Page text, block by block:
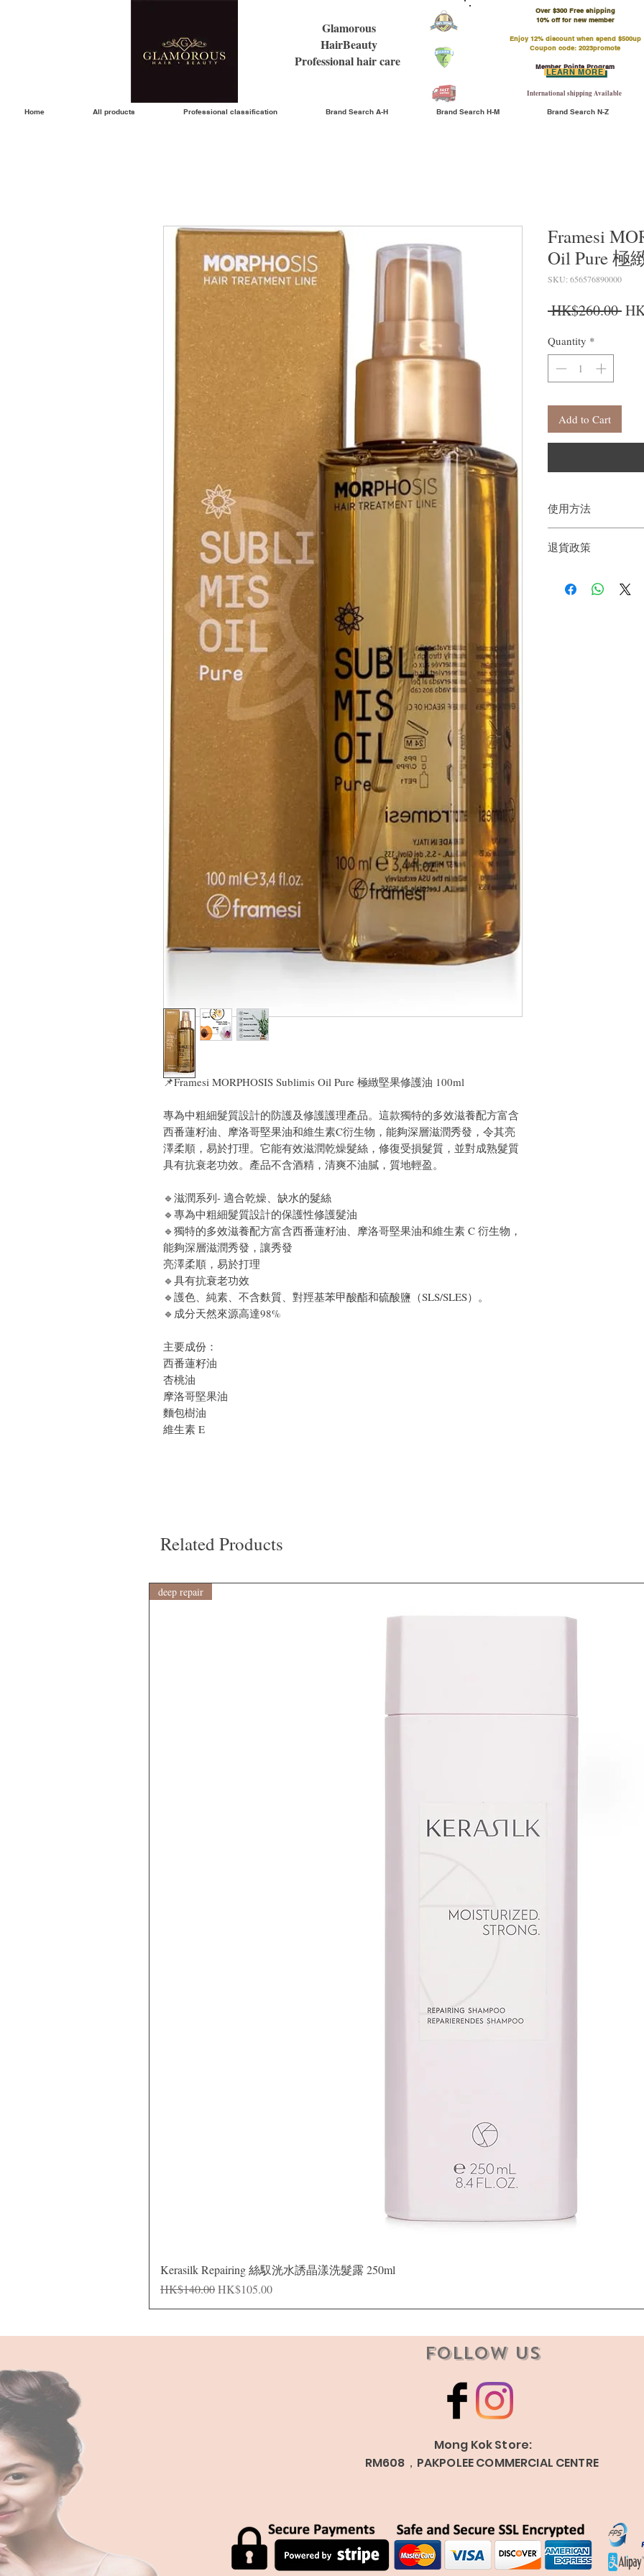
Glamorous
HairBeauty
Professional hair care
Over $300 Free shipping
​10% off for new member
Enjoy 12% discount when spend $500up
Coupon code: 2023promote
Member Points Program
International shipping Available
LEARN MORE
Home All products Professional classification Brand Search A-H Brand Search H-M Brand Search N-Z
📌Framesi MORPHOSIS Sublimis Oil Pure 極緻堅果修護油 100ml
專為中粗細髮質設計的防護及修護護理產品。這款獨特的多效滋養配方富含
西番蓮籽油、摩洛哥堅果油和維生素C衍生物，能夠深層滋潤秀發，令其亮
澤柔順，易於打理。它能有效滋潤乾燥髮絲，修復受損髮質，並對成熟髮質
具有抗衰老功效。產品不含酒精，清爽不油膩，質地輕盈。
🔹滋潤系列- 適合乾燥、缺水的髮絲
🔹專為中粗細髮質設計的保護性修護髮油
🔹獨特的多效滋養配方富含西番蓮籽油、摩洛哥堅果油和維生素 C 衍生物，
能夠深層滋潤秀發，讓秀發
亮澤柔順，易於打理
🔹具有抗衰老功效
🔹護色、純素、不含麩質、對羥基苯甲酸酯和硫酸鹽（SLS/SLES）。
🔹成分天然來源高達98%
主要成份：
西番蓮籽油
杏桃油
摩洛哥堅果油
麵包樹油
維生素 E
Framesi
Oil Pure 極
SKU: 656576890000
HK$260.00
Quantity *
Add to Cart
使用方法
合（也可與其他
果，請塗抹於乾髮上。
退貨政策
戶。首先，您需要在
Related Products
deep repair
Kerasilk Repairing 絲馭洸水誘晶漾洗髮露 250ml
Regular Price
HK$140.00Sale Price
HK$105.00
Follow Us
Mong Kok Store:
RM608，PAKPOLEE COMMERCIAL CENTRE